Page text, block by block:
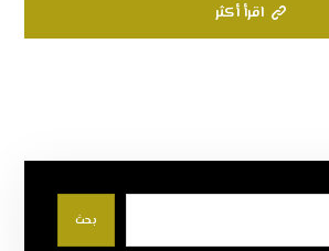
اقرأ أكثر
بحث